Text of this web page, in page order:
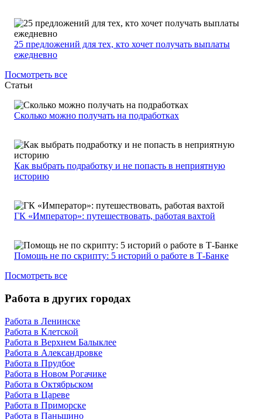
25 предложений для тех, кто хочет получать выплаты
ежедневно
Посмотреть все
Статьи
Сколько можно получать на подработках
Как выбрать подработку и не попасть в неприятную
историю
ГК «Император»: путешествовать, работая вахтой
Помощь не по скрипту: 5 историй о работе в Т-Банке
Посмотреть все
Работа в других городах
Работа в Ленинске
Работа в Клетской
Работа в Верхнем Балыклее
Работа в Александровке
Работа в Прудбое
Работа в Новом Рогачике
Работа в Октябрьском
Работа в Цареве
Работа в Приморске
Работа в Паньшино